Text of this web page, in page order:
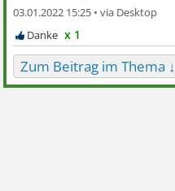
03.01.2022 15:25 •
x 1
Zum Beitrag im Thema ↓